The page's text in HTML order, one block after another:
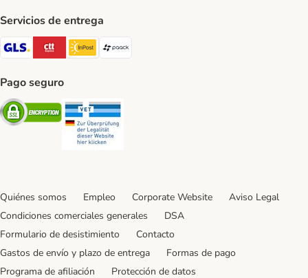
Servicios de entrega
GLS Shipping Method
CTTExpress Shipping Method
InPost Shipping Method
Pago seguro
Security
Quiénes somos Empleo Corporate Website
Aviso Legal
Condiciones comerciales generales
DSA
Formulario de desistimiento
Contacto
Gastos de envío y plazo de entrega
Formas de pago
Programa de afiliación
Protección de datos